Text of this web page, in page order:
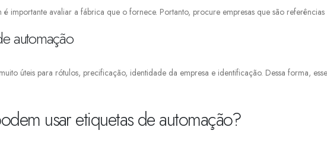
importante avaliar a fábrica que o fornece. Portanto, procure empresas que são
automação
úteis para rótulos, precificação, identidade da empresa e identificação. Dessa forma,
usar etiquetas de automação?